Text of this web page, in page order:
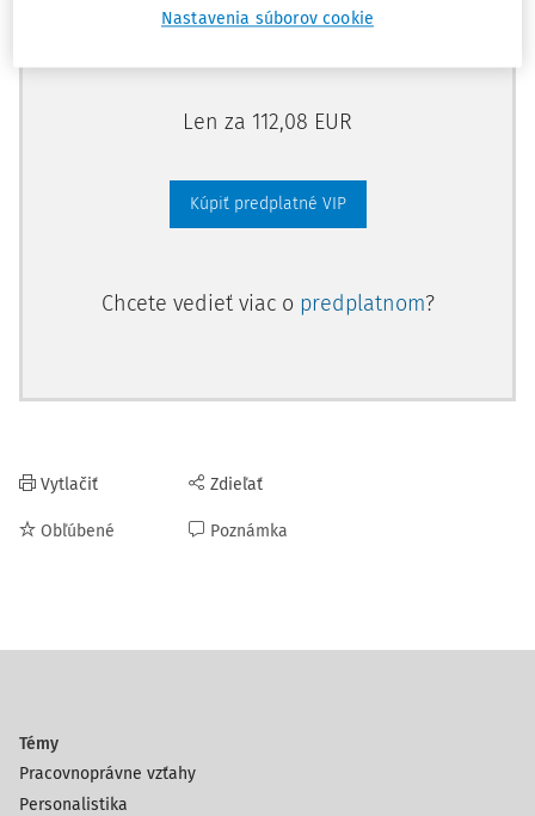
dokumenty, knižnica
Len za 112,08 EUR
Kúpiť predplatné VIP
Chcete vedieť viac o predplatnom?
Vytlačiť
Obľúbené
Zdieľať
Poznámka
Témy
Pracovnoprávne vzťahy
Personalistika
Nastavenia súborov cookie